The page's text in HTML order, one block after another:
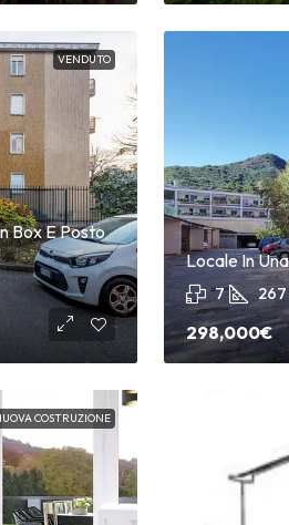
VENDUTO
Box E Posto
Locale In
7 267
298,000€
COSTRUZIONE
Cantù CO, Italia, Cantù, Italia
APPARTAMENTO